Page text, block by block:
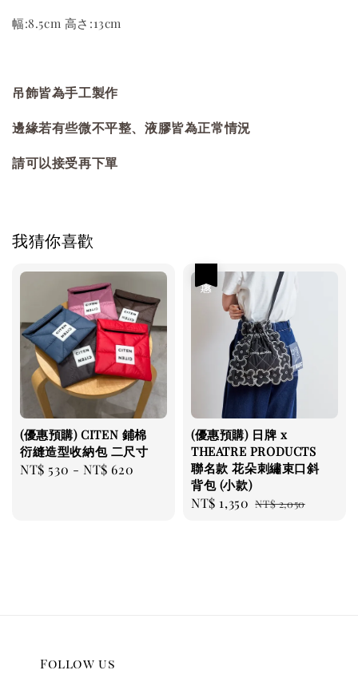
幅:8.5cm 高さ:13cm
吊飾皆為手工製作
邊緣若有些微不平整、液膠皆為正常情況
請可以接受再下單
我猜你喜歡
(優惠預購) CITEN 鋪棉
衍縫造型收納包 二尺寸
Regular
NT$ 530 -NT$ 620
(優惠預購) 日牌 x
THEATRE PRODUCTS
聯名款 花朵刺繡束口斜
背包 (小款)
Sale
NT$ 1,350 Regular
NT$ 2,050
Follow us